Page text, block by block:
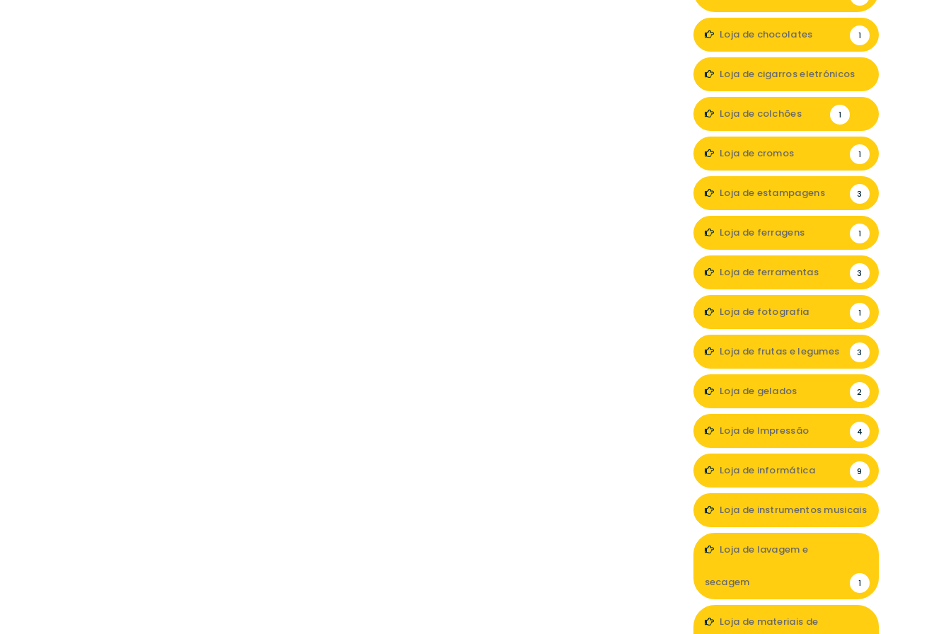
Loja de chocolates 1
Loja de cigarros eletrónicos
Loja de colchões 1
Loja de cromos 1
Loja de estampagens 3
Loja de ferragens 1
Loja de ferramentas 3
Loja de fotografia 1
Loja de frutas e legumes 3
Loja de gelados 2
Loja de Impressão 4
Loja de informática 9
Loja de instrumentos musicais
Loja de lavagem e
secagem 1
Loja de materiais de